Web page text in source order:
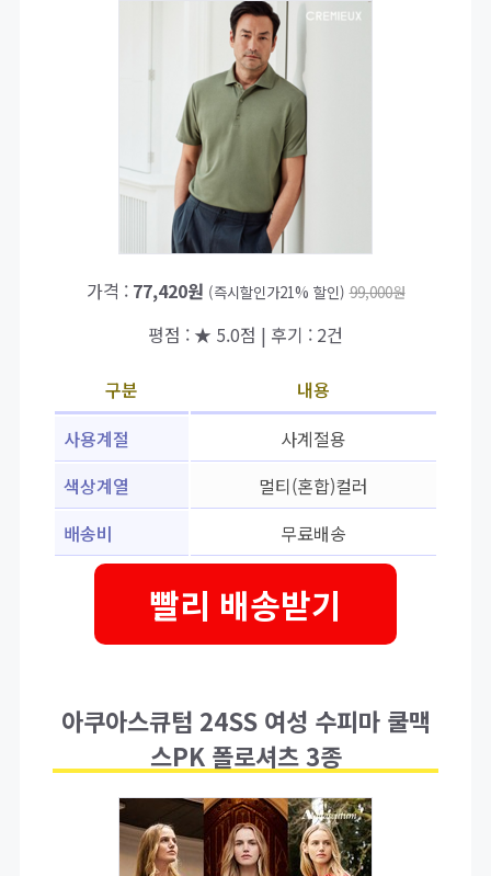
가격 : 77,420원 (즉시할인가21% 할인) 99,000원
평점 : ★ 5.0점 | 후기 : 2건
구분
내용
사용계절
사계절용
색상계열
멀티(혼합)컬러
배송비
무료배송
빨리 배송받기
아쿠아스큐텀 24SS 여성 수피마 쿨맥
스PK 폴로셔츠 3종